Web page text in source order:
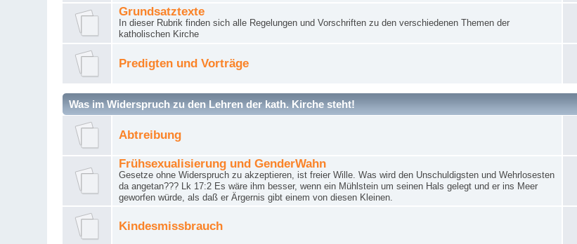
Grundsatztexte
In dieser Rubrik finden sich alle Regelungen und Vorschriften zu den verschiedenen Themen der
katholischen Kirche
Predigten und Vorträge
Was im Widerspruch zu den Lehren der kath. Kirche steht!
Abtreibung
Frühsexualisierung und GenderWahn
Gesetze ohne Widerspruch zu akzeptieren, ist freier Wille. Was wird den Unschuldigsten und Wehrlosesten
da angetan??? Lk 17:2 Es wäre ihm besser, wenn ein Mühlstein um seinen Hals gelegt und er ins Meer
geworfen würde, als daß er Ärgernis gibt einem von diesen Kleinen.
Kindesmissbrauch